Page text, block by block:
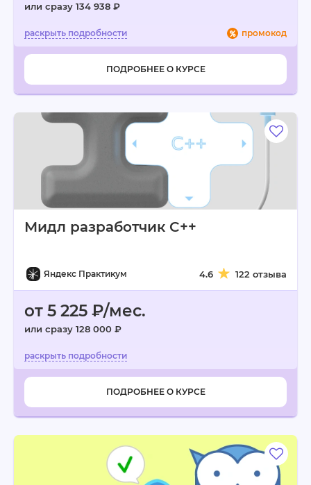
или сразу 134 938 ₽
промокод
ПОДРОБНЕЕ О КУРСЕ
Мидл разработчик C++
Яндекс Практикум 4.6 122 отзыва
от 5 225 ₽/мес.
или сразу 128 000 ₽
ПОДРОБНЕЕ О КУРСЕ